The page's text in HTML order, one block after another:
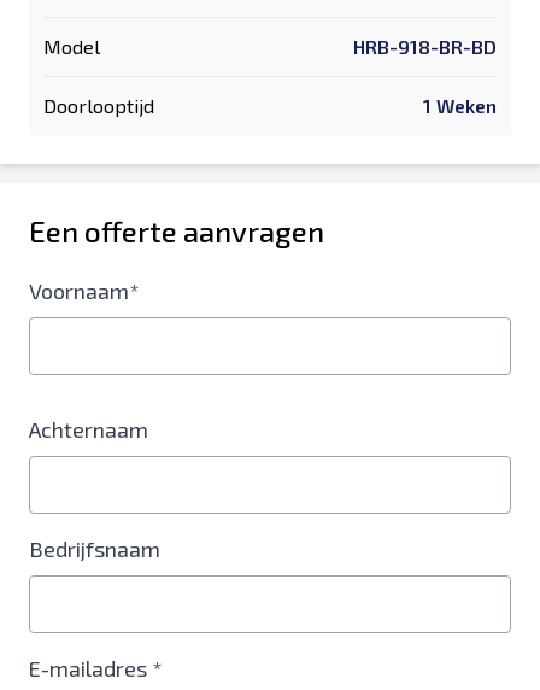
Model HRB-918-BR-BD
Doorlooptijd 1 Weken
Een offerte aanvragen
Voornaam*
Achternaam
Bedrijfsnaam
E-mailadres *